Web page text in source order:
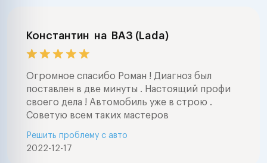
Константин на ВАЗ (Lada)
Огромное спасибо Роман ! Диагноз был
поставлен в две минуты . Настоящий профи
своего дела ! Автомобиль уже в строю .
Советую всем таких мастеров
2022-12-17
Решить проблему с авто